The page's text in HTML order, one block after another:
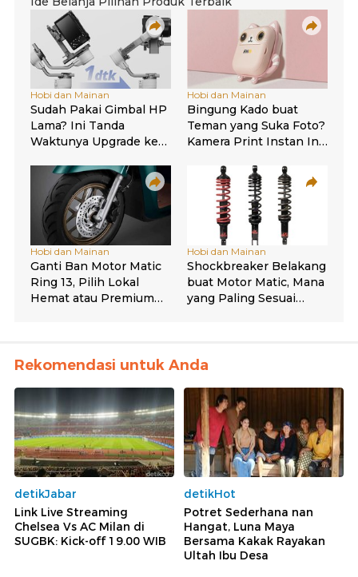
Rekomendasi untuk Anda
detikJabar
Link Live Streaming
Chelsea Vs AC Milan di
SUGBK: Kick-off 19.00 WIB
detikHot
Potret Sederhana nan
Hangat, Luna Maya
Bersama Kakak Rayakan
Ultah Ibu Desa